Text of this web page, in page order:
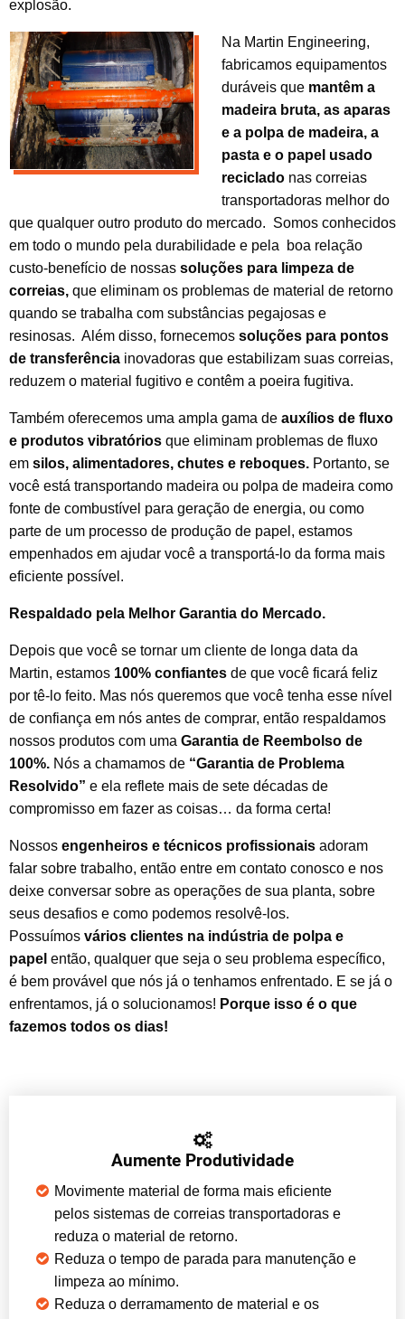
explosão.
Na Martin Engineering,
fabricamos equipamentos
duráveis que mantêm a
madeira bruta, as aparas
e a polpa de madeira, a
pasta e o papel usado
reciclado nas correias
transportadoras melhor do
que qualquer outro produto do mercado. Somos conhecidos
em todo o mundo pela durabilidade e pela boa relação
custo-benefício de nossas soluções para limpeza de
correias, que eliminam os problemas de material de retorno
quando se trabalha com substâncias pegajosas e
resinosas. Além disso, fornecemos soluções para pontos
de transferência inovadoras que estabilizam suas correias,
reduzem o material fugitivo e contêm a poeira fugitiva.
Também oferecemos uma ampla gama de auxílios de fluxo
e produtos vibratórios que eliminam problemas de fluxo
em silos, alimentadores, chutes e reboques. Portanto, se
você está transportando madeira ou polpa de madeira como
fonte de combustível para geração de energia, ou como
parte de um processo de produção de papel, estamos
empenhados em ajudar você a transportá-lo da forma mais
eficiente possível.
Respaldado pela Melhor Garantia do Mercado.
Depois que você se tornar um cliente de longa data da
Martin, estamos 100% confiantes de que você ficará feliz
por tê-lo feito. Mas nós queremos que você tenha esse nível
de confiança em nós antes de comprar, então respaldamos
nossos produtos com uma Garantia de Reembolso de
100%. Nós a chamamos de “Garantia de Problema
Resolvido” e ela reflete mais de sete décadas de
compromisso em fazer as coisas… da forma certa!
Nossos engenheiros e técnicos profissionais adoram
falar sobre trabalho, então entre em contato conosco e nos
deixe conversar sobre as operações de sua planta, sobre
seus desafios e como podemos resolvê-los.
Possuímos vários clientes na indústria de polpa e
papel então, qualquer que seja o seu problema específico,
é bem provável que nós já o tenhamos enfrentado. E se já o
enfrentamos, já o solucionamos! Porque isso é o que
fazemos todos os dias!
Aumente Produtividade
Movimente material de forma mais eficiente
pelos sistemas de correias transportadoras e
reduza o material de retorno.
Reduza o tempo de parada para manutenção e
limpeza ao mínimo.
Reduza o derramamento de material e os